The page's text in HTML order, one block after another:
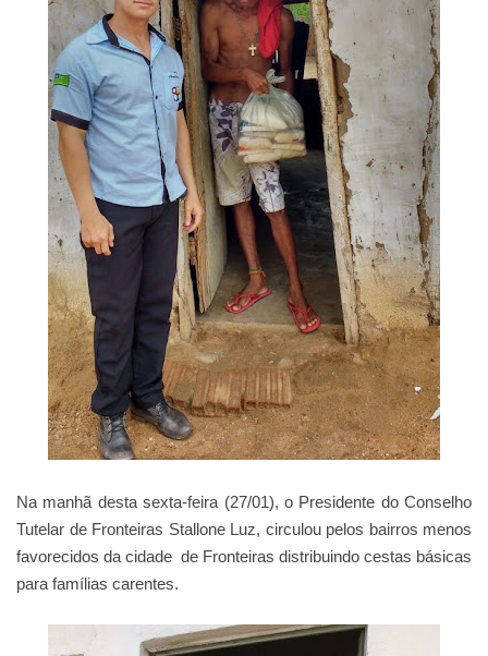
Na manhã desta sexta-feira (27/01), o Presidente do Conselho
Tutelar de Fronteiras Stallone Luz, circulou pelos bairros menos
favorecidos da cidade de Fronteiras distribuindo cestas básicas
para famílias carentes.